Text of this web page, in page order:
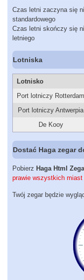
Czas letni zaczyna się
standardowego
Czas letni skończy się
letniego
Lotniska
Lotnisko
Port lotniczy Rotterdam
Port lotniczy Antwerpia
De Kooy
Dostać Haga zegar
Pobierz Haga Html
prawie wszystkich
Twój zegar będzie